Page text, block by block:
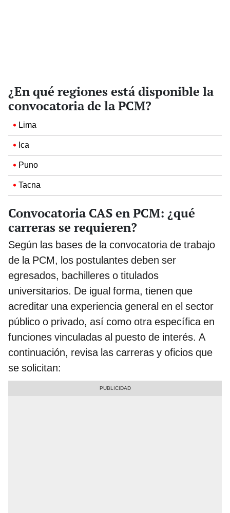
¿En qué regiones está disponible la
convocatoria de la PCM?
Lima
Ica
Puno
Tacna
Convocatoria CAS en PCM: ¿qué
carreras se requieren?
Según las bases de la convocatoria de trabajo
de la PCM, los postulantes deben ser
egresados, bachilleres o titulados
universitarios. De igual forma, tienen que
acreditar una experiencia general en el sector
público o privado, así como otra específica en
funciones vinculadas al puesto de interés. A
continuación, revisa las carreras y oficios que
se solicitan: